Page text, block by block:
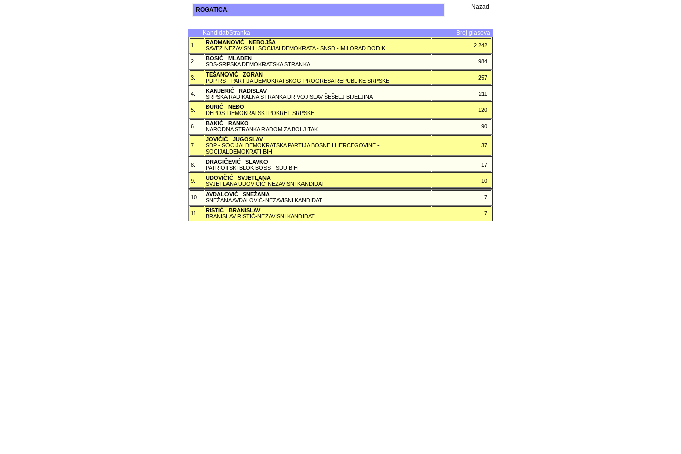
ROGATICA Nazad
Kandidat/Stranka Broj glasova
1.
RADMANOVIĆ NEBOJŠA
SAVEZ NEZAVISNIH SOCIJALDEMOKRATA - SNSD - MILORAD DODIK
2.242
2.
BOSIĆ MLADEN
SDS-SRPSKA DEMOKRATSKA STRANKA
984
3.
TEŠANOVIĆ ZORAN
PDP RS - PARTIJA DEMOKRATSKOG PROGRESA REPUBLIKE SRPSKE
257
4.
KANJERIĆ RADISLAV
SRPSKA RADIKALNA STRANKA DR VOJISLAV ŠEŠELJ BIJELJINA
211
5.
ÐURIĆ NEÐO
DEPOS-DEMOKRATSKI POKRET SRPSKE
120
6.
BAKIĆ RANKO
NARODNA STRANKA RADOM ZA BOLJITAK
90
7.
JOVIČIĆ JUGOSLAV
SDP - SOCIJALDEMOKRATSKA PARTIJA BOSNE I HERCEGOVINE -
SOCIJALDEMOKRATI BIH
37
8.
DRAGIČEVIĆ SLAVKO
PATRIOTSKI BLOK BOSS - SDU BIH
17
9.
UDOVIČIĆ SVJETLANA
SVJETLANA UDOVIČIĆ-NEZAVISNI KANDIDAT
10
10.
AVDALOVIĆ SNEŽANA
SNEŽANA AVDALOVIĆ-NEZAVISNI KANDIDAT
7
11.
RISTIĆ BRANISLAV
BRANISLAV RISTIĆ-NEZAVISNI KANDIDAT
7